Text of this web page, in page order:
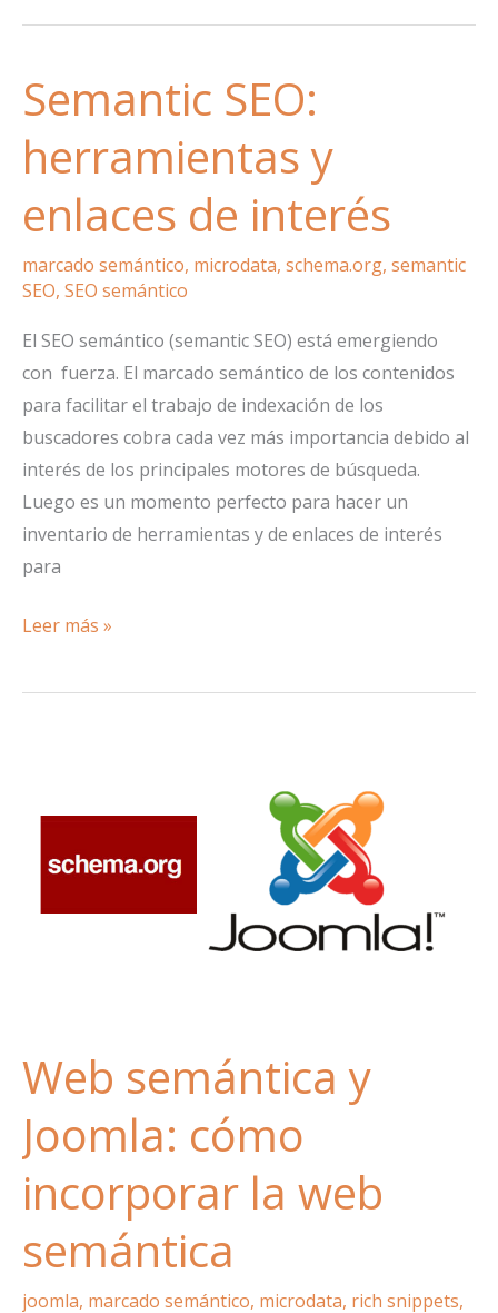
Box:
mi
buscador
aparezca
los
de
Semantic SEO:
herramientas y
enlaces de interés
marcado semántico, microdata, schema.org, semantic
SEO, SEO semántico
El SEO semántico (semantic SEO) está emergiendo
con fuerza. El marcado semántico de los contenidos
para facilitar el trabajo de indexación de los
buscadores cobra cada vez más importancia debido al
interés de los principales motores de búsqueda.
Luego es un momento perfecto para hacer un
inventario de herramientas y de enlaces de interés
para
Semantic
herramientas
interés
Leer más »
Web semántica y
Joomla: cómo
incorporar la web
semántica
joomla, marcado semántico, microdata, rich snippets,